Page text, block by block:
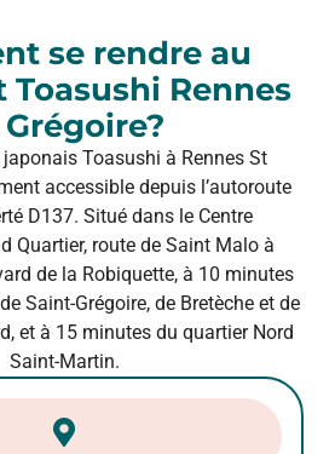
se rendre au
Rennes
Grégoire?
Toasushi à Rennes St
accessible depuis l’autoroute
D137. Situé dans le Centre
Quartier, route de Saint Malo à
de la Robiquette, à 10 minutes
Saint-Grégoire, de Bretèche et de
et à 15 minutes du quartier Nord
Saint-Martin.